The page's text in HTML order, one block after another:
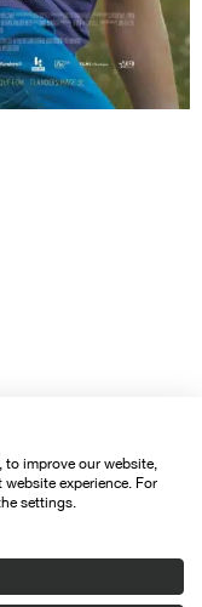
to improve our website,
experience. For
settings.